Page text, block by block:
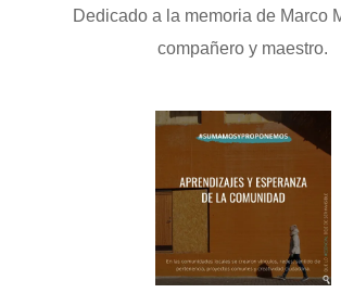
Dedicado a la memoria de Marco
compañero y maestro.